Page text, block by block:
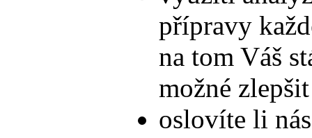
přípravy
na tom Váš
možné
oslovíte li